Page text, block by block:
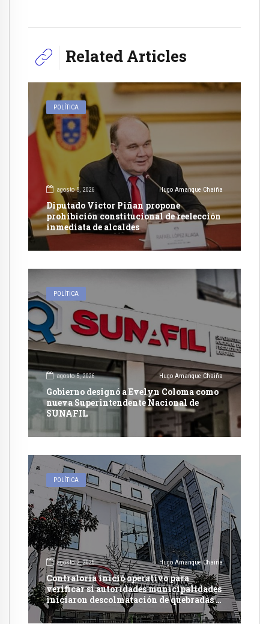
Related Articles
POLÍTICA
agosto 5, 2026 Hugo Amanque Chaiña
Diputado Victor Piñan propone
prohibición constitucional de reelección
inmediata de alcaldes
POLÍTICA
agosto 5, 2026 Hugo Amanque Chaiña
Gobierno designó a Evelyn Coloma como
nueva Superintendente Nacional de
SUNAFIL
POLÍTICA
agosto 2, 2026 Hugo Amanque Chaiña
Contraloría inició operativo para
verificar si autoridades municipalidades
iniciaron descolmatación de quebradas y
ríos ante Fenómeno del Niño